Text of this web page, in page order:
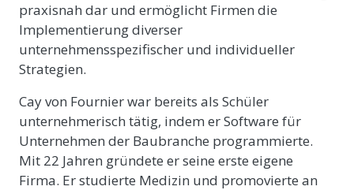
praxisnah dar und ermöglicht Firmen die
Implementierung diverser
unternehmensspezifischer und individueller
Strategien.
Cay von Fournier war bereits als Schüler
unternehmerisch tätig, indem er Software für
Unternehmen der Baubranche programmierte.
Mit 22 Jahren gründete er seine erste eigene
Firma. Er studierte Medizin und promovierte an